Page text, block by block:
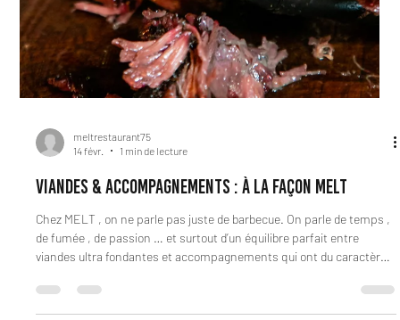
meltrestaurant75
14 févr.
1 min de lecture